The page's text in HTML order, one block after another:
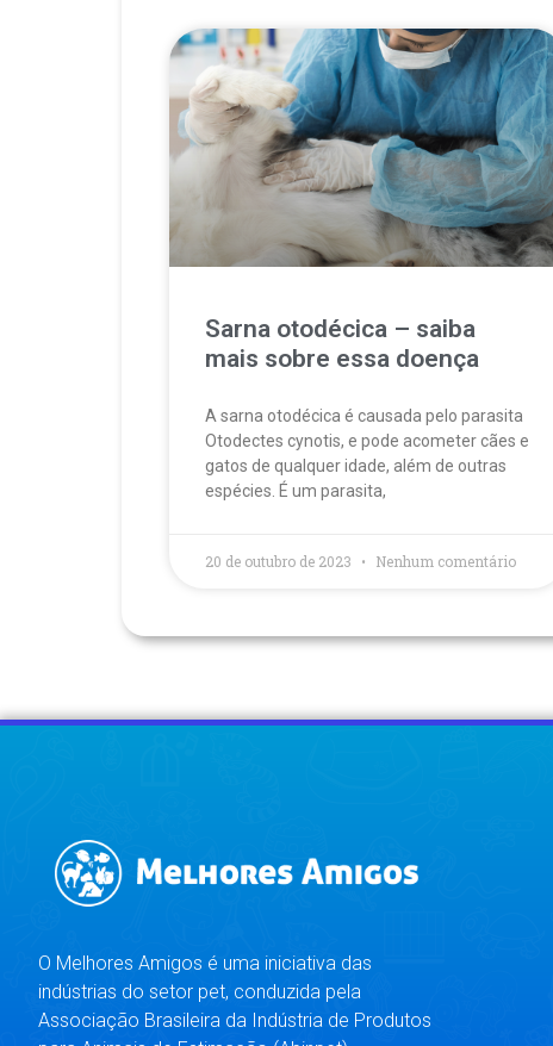
Sarna otodécica – saiba
mais sobre essa doença
A sarna otodécica é causada pelo parasita
Otodectes cynotis, e pode acometer cães e
gatos de qualquer idade, além de outras
espécies. É um parasita,
20 de outubro de 2023 Nenhum comentário
O Melhores Amigos é uma iniciativa das
indústrias do setor pet, conduzida pela
Associação Brasileira da Indústria de Produtos